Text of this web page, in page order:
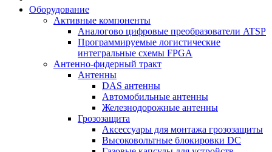
Оборудование
Активные компоненты
Аналогово цифровые преобразователи ATSP
Программируемые логистические
интегральные схемы FPGA
Антенно-фидерный тракт
Антенны
DAS антенны
Автомобильные антенны
Железнодорожные антенны
Грозозащита
Аксессуары для монтажа грозозащиты
Высоковольтные блокировки DC